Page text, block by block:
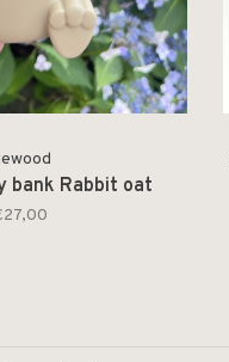
bank Rabbit oat